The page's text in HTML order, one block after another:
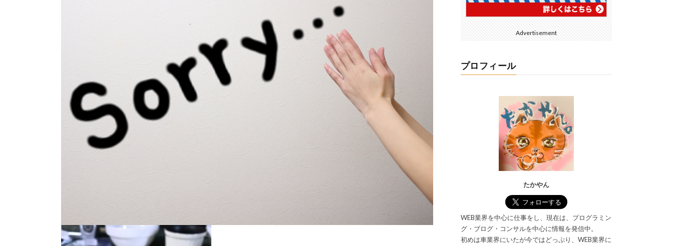
Advertisement
プロフィール
たかやん
WEB業界を中心に仕事をし、現在は、プログラミン
グ・ブログ・コンサルを中心に情報を発信中。
初めは車業界にいたが今ではどっぷり、WEB業界に